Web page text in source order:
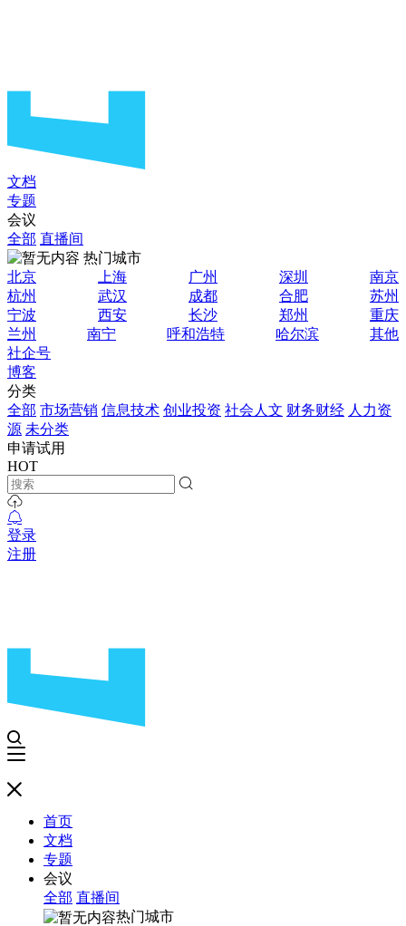
文档
专题
会议
全部 直播间
热门城市
北京
上海 广州 深圳
南京
杭州
武汉 成都 合肥
苏州
宁波
西安 长沙 郑州
重庆
兰州
南宁 呼和浩特 哈尔滨
其他
社企号
博客
分类
全部 市场营销 信息技术 创业投资 社会人文 财务财经 人力资
源 未分类
申请试用
HOT
登录
注册
首页
文档
专题
会议
全部 直播间
热门城市